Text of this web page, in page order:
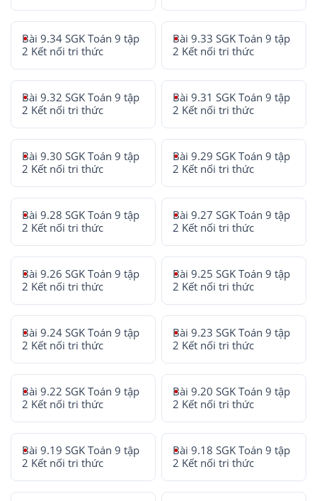
Bài 9.34 SGK Toán 9 tập
2 Kết nối tri thức
Bài 9.33 SGK Toán 9 tập
2 Kết nối tri thức
Bài 9.32 SGK Toán 9 tập
2 Kết nối tri thức
Bài 9.31 SGK Toán 9 tập
2 Kết nối tri thức
Bài 9.30 SGK Toán 9 tập
2 Kết nối tri thức
Bài 9.29 SGK Toán 9 tập
2 Kết nối tri thức
Bài 9.28 SGK Toán 9 tập
2 Kết nối tri thức
Bài 9.27 SGK Toán 9 tập
2 Kết nối tri thức
Bài 9.26 SGK Toán 9 tập
2 Kết nối tri thức
Bài 9.25 SGK Toán 9 tập
2 Kết nối tri thức
Bài 9.24 SGK Toán 9 tập
2 Kết nối tri thức
Bài 9.23 SGK Toán 9 tập
2 Kết nối tri thức
Bài 9.22 SGK Toán 9 tập
2 Kết nối tri thức
Bài 9.20 SGK Toán 9 tập
2 Kết nối tri thức
Bài 9.19 SGK Toán 9 tập
2 Kết nối tri thức
Bài 9.18 SGK Toán 9 tập
2 Kết nối tri thức